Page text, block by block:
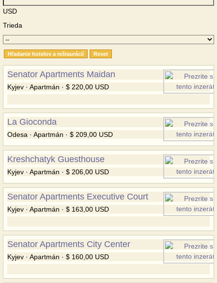
USD
Trieda
Senator Apartments Maidan
Kyjev · Apartmán · $ 220,00 USD
La Gioconda
Odesa · Apartmán · $ 209,00 USD
Kreshchatyk Guesthouse
Kyjev · Apartmán · $ 206,00 USD
Senator Apartments Executive Court
Kyjev · Apartmán · $ 163,00 USD
Senator Apartments City Center
Kyjev · Apartmán · $ 160,00 USD